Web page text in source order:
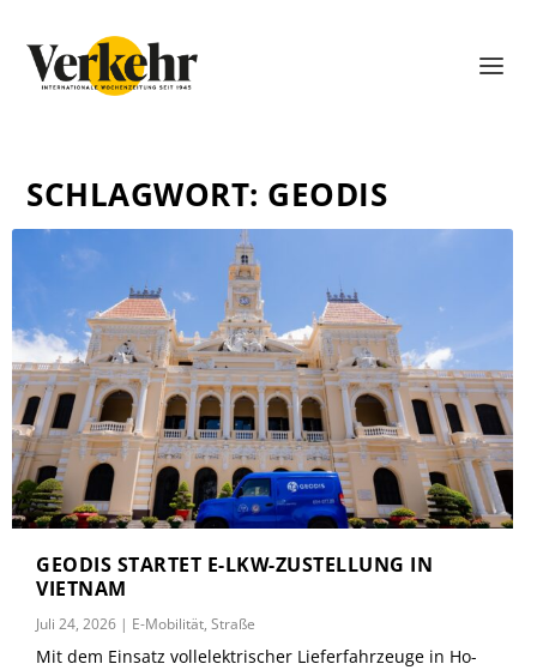
SCHLAGWORT: GEODIS
GEODIS STARTET E-LKW-ZUSTELLUNG IN
VIETNAM
Juli 24, 2026 | E-Mobilität,Straße
Mit dem Einsatz vollelektrischer Lieferfahrzeuge in Ho-